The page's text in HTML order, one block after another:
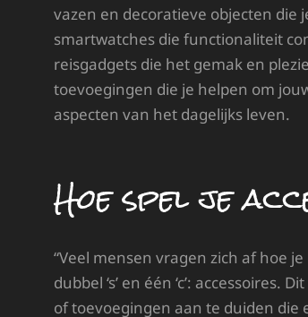
vazen en decoratieve objecten die
smartwatches die functionaliteit
reisgadgets die het gemak en
toevoegingen die je helpen om
aspecten van het dagelijks leven.
Hoe spel je
“Veel mensen vragen zich af hoe
dubbel ‘s’ en één ‘c’:
of toevoegingen aan te duiden